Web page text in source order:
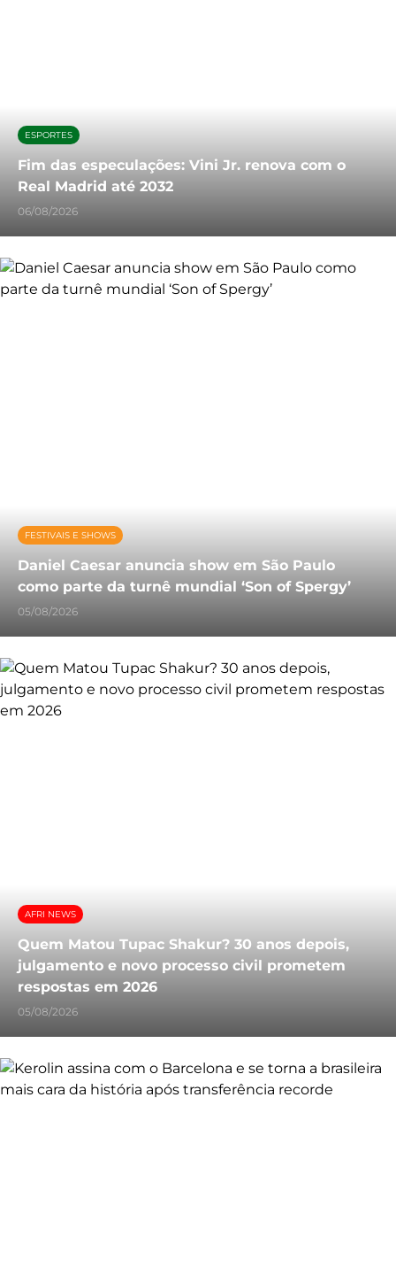
ESPORTES
Fim das especulações: Vini Jr. renova com o
Real Madrid até 2032
06/08/2026
FESTIVAIS E SHOWS
Daniel Caesar anuncia show em São Paulo
como parte da turnê mundial ‘Son of Spergy’
05/08/2026
AFRI NEWS
Quem Matou Tupac Shakur? 30 anos depois,
julgamento e novo processo civil prometem
respostas em 2026
05/08/2026